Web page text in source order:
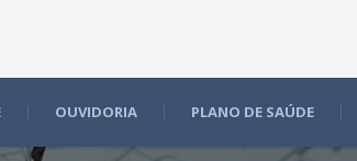
OUVIDORIA PLANO DE SAÚDE